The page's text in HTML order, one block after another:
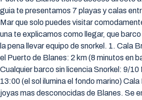
guia te presentamos 7 playas y calas
Mar que solo puedes visitar
una te explicamos como llegar, que
la pena llevar equipo de snorkel. 1. Cala
el Puerto de Blanes: 2 km (8 minutos en
Cualquier barco sin licencia Snorkel: 9/
13:00 (el sol ilumina el fondo marino)
joyas mas desconocidas de Blanes. Se